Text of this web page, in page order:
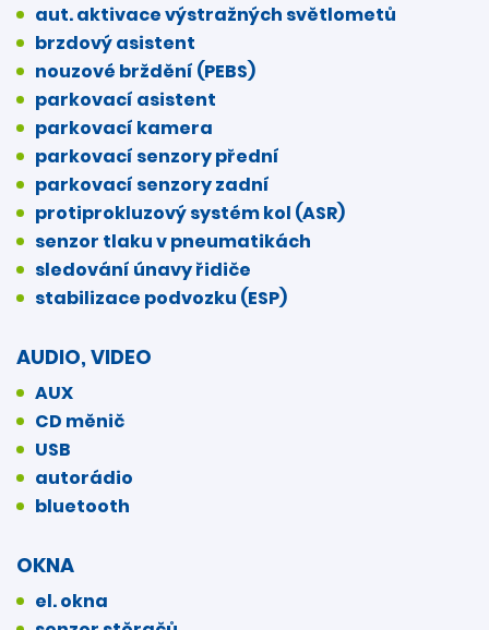
aut. aktivace výstražných světlometů
brzdový asistent
nouzové brždění (PEBS)
parkovací asistent
parkovací kamera
parkovací senzory přední
parkovací senzory zadní
protiprokluzový systém kol (ASR)
senzor tlaku v pneumatikách
sledování únavy řidiče
stabilizace podvozku (ESP)
AUDIO, VIDEO
AUX
CD měnič
USB
autorádio
bluetooth
OKNA
el. okna